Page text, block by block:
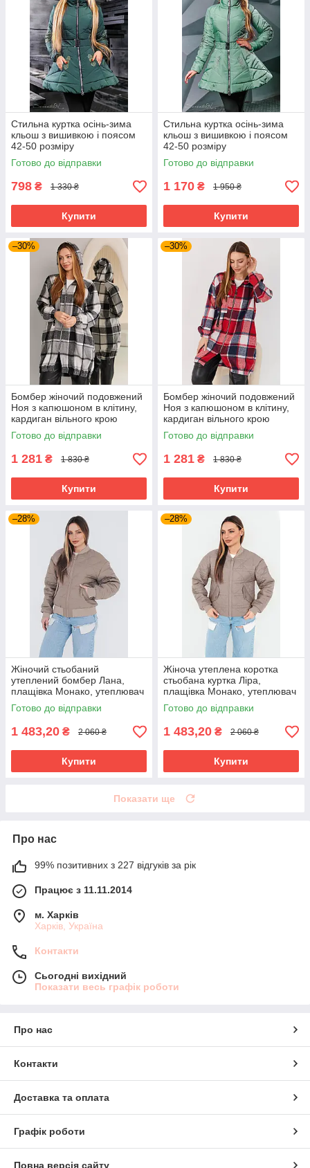
Стильна куртка осінь-зима
кльош з вишивкою і поясом
42-50 розміру
Готово до відправки
798 ₴ 1 330 ₴
Купити
Стильна куртка осінь-зима
кльош з вишивкою і поясом
42-50 розміру
Готово до відправки
1 170 ₴ 1 950 ₴
Купити
–30%
Бомбер жіночий подовжений
Ноя з капюшоном в клітину,
кардиган вільного крою
великих розмірів сірий
Готово до відправки
1 281 ₴ 1 830 ₴
Купити
–30%
Бомбер жіночий подовжений
Ноя з капюшоном в клітину,
кардиган вільного крою
великих розмірів червоний
Готово до відправки
1 281 ₴ 1 830 ₴
Купити
–28%
Жіночий стьобаний
утеплений бомбер Лана,
плащівка Монако, утеплювач
Тінсулейт 120 бежевий
Готово до відправки
1 483,20 ₴ 2 060 ₴
Купити
–28%
Жіноча утеплена коротка
стьобана куртка Ліра,
плащівка Монако, утеплювач
Тінсулейт 120 бежева
Готово до відправки
1 483,20 ₴ 2 060 ₴
Купити
Показати ще
Про нас
99% позитивних з 227 відгуків за рік
Працює з 11.11.2014
м. Харків
Харків, Україна
Контакти
Сьогодні вихідний
Показати весь графік роботи
Про нас
Контакти
Доставка та оплата
Графік роботи
Повна версія сайту